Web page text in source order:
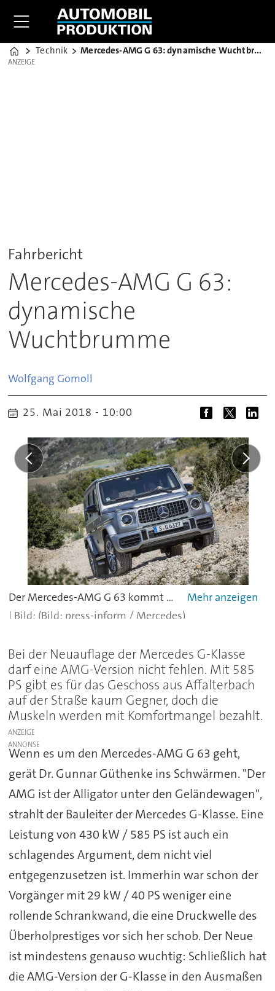
Home
Technik Mercedes-AMG G 63: dynamische Wuchtbrumme
ANZEIGE
ANZEIGE
Fahrbericht
Mercedes-AMG G 63:
dynamische
Wuchtbrumme
Wolfgang Gomoll
25. Mai 2018 - 10:00
Der Mercedes-AMG G 63 kommt auch im Gelände problemlos klar.
(Bild: press-inform / Mercedes)
Bei der Neuauflage der Mercedes G-Klasse
darf eine AMG-Version nicht fehlen. Mit 585
PS gibt es für das Geschoss aus Affalterbach
auf der Straße kaum Gegner, doch die
Muskeln werden mit Komfortmangel bezahlt.
ANZEIGE
Wenn es um den Mercedes-AMG G 63 geht,
gerät Dr. Gunnar Güthenke ins Schwärmen. "Der
AMG ist der Alligator unter den Geländewagen",
strahlt der Bauleiter der Mercedes G-Klasse. Eine
Leistung von 430 kW / 585 PS ist auch ein
schlagendes Argument, dem nicht viel
entgegenzusetzen ist. Immerhin war schon der
Vorgänger mit 29 kW / 40 PS weniger eine
rollende Schrankwand, die eine Druckwelle des
Überholprestiges vor sich her schob. Der Neue
ist mindestens genauso wuchtig: Schließlich hat
die AMG-Version der G-Klasse in den Ausmaßen